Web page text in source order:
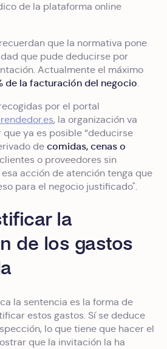
de la plataforma online
que la normativa pone
que pude deducirse por
Actualmente el máximo
de la facturación del negocio.
por el portal
, la organización va
que ya es posible “deducirse
de comidas, cenas o
o proveedores sin
acción de atención tenga que
para el negocio justificado".
la
de los gastos
la sentencia es la forma de
estos gastos. Sí se deduce
lo que tiene que hacer el
que la invitación la ha